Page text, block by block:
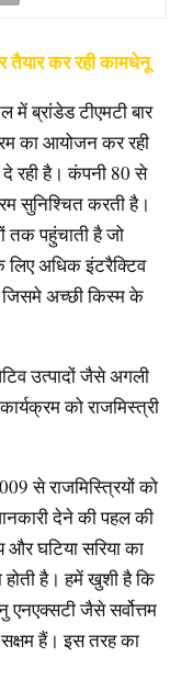
कर रही कामधेनू
में ब्रांडेड टीएमटी बार
का आयोजन कर रही
दे रही है। कंपनी 80 से
सुनिश्चित करती है।
तक पहुंचाती है जो
लिए अधिक इंटरैक्टिव
जिसमे अच्छी किस्म के
उत्पादों जैसे अगली
को राजमिस्त्री
से राजमिस्त्रियों को
देने की पहल की
घटिया सरिया का
होती है। हमें खुशी है कि
जैसे सर्वोत्तम
सक्षम हैं। इस तरह का